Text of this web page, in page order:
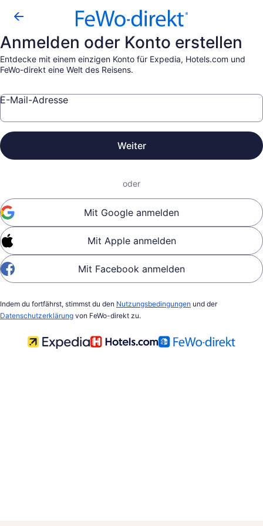
Anmelden oder Konto erstellen
Entdecke mit einem einzigen Konto für Expedia, Hotels.com und
FeWo-direkt eine Welt des Reisens.
E-Mail-Adresse
Weiter
oder
Mit Google anmelden
Mit Apple anmelden
Mit Facebook anmelden
Indem du fortfährst, stimmst du den Nutzungsbedingungen und der
Datenschutzerklärung von FeWo-direkt zu.